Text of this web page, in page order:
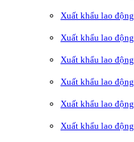
Xuất khẩu lao
Xuất khẩu lao
Xuất khẩu lao
Xuất khẩu lao
Xuất khẩu lao
Xuất khẩu lao